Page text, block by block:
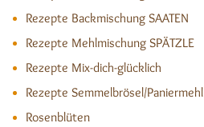
Rezepte Backmischung SAATEN
Rezepte Mehlmischung SPÄTZLE
Rezepte Mix-dich-glücklich
Rezepte Semmelbrösel/Paniermehl
Rosenblüten